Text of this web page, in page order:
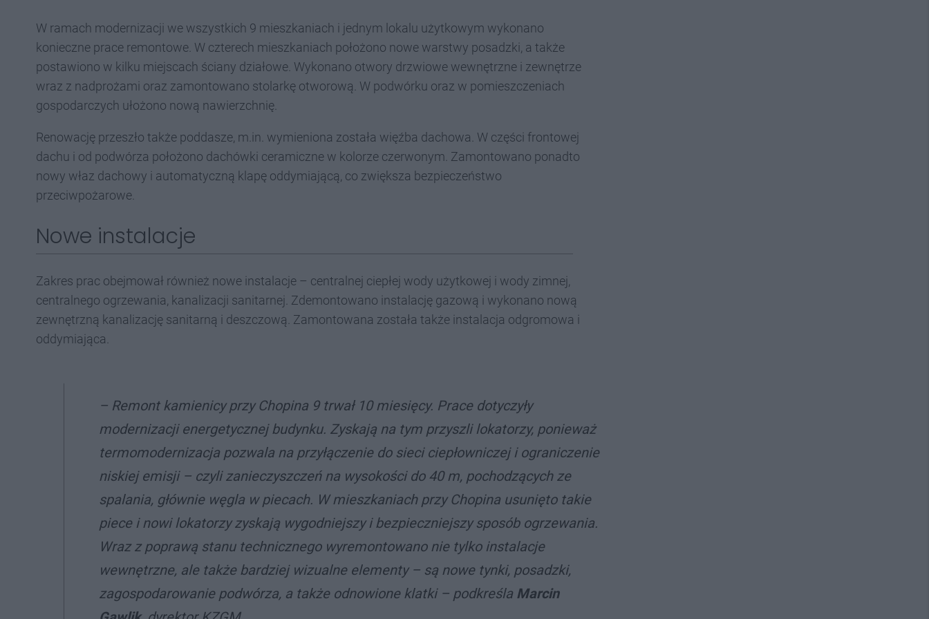
W ramach modernizacji we wszystkich 9 mieszkaniach i jednym lokalu użytkowym wykonano
konieczne prace remontowe. W czterech mieszkaniach położono nowe warstwy posadzki, a także
postawiono w kilku miejscach ściany działowe. Wykonano otwory drzwiowe wewnętrzne i zewnętrze
wraz z nadprożami oraz zamontowano stolarkę otworową. W podwórku oraz w pomieszczeniach
gospodarczych ułożono nową nawierzchnię.
Renowację przeszło także poddasze, m.in. wymieniona została więźba dachowa. W części frontowej
dachu i od podwórza położono dachówki ceramiczne w kolorze czerwonym. Zamontowano ponadto
nowy właz dachowy i automatyczną klapę oddymiającą, co zwiększa bezpieczeństwo
przeciwpożarowe.
Nowe instalacje
Zakres prac obejmował również nowe instalacje – centralnej ciepłej wody użytkowej i wody zimnej,
centralnego ogrzewania, kanalizacji sanitarnej. Zdemontowano instalację gazową i wykonano nową
zewnętrzną kanalizację sanitarną i deszczową. Zamontowana została także instalacja odgromowa i
oddymiająca.
– Remont kamienicy przy Chopina 9 trwał 10 miesięcy. Prace dotyczyły
modernizacji energetycznej budynku. Zyskają na tym przyszli lokatorzy, ponieważ
termomodernizacja pozwala na przyłączenie do sieci ciepłowniczej i ograniczenie
niskiej emisji – czyli zanieczyszczeń na wysokości do 40 m, pochodzących ze
spalania, głównie węgla w piecach. W mieszkaniach przy Chopina usunięto takie
piece i nowi lokatorzy zyskają wygodniejszy i bezpieczniejszy sposób ogrzewania.
Wraz z poprawą stanu technicznego wyremontowano nie tylko instalacje
wewnętrzne, ale także bardziej wizualne elementy – są nowe tynki, posadzki,
zagospodarowanie podwórza, a także odnowione klatki– podkreśla Marcin